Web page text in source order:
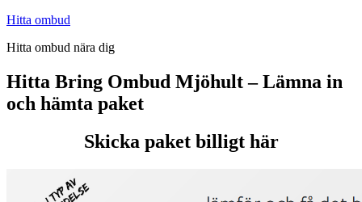
Hoppa
innehåll
Hitta ombud
Hitta ombud nära dig
Hitta Bring Ombud Mjöhult – Lämna in
och hämta paket
Skicka paket billigt här